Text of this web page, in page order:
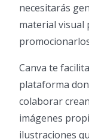
necesitarás
material visual
Canva te
plataforma
colaborar
imágenes
ilustraciones